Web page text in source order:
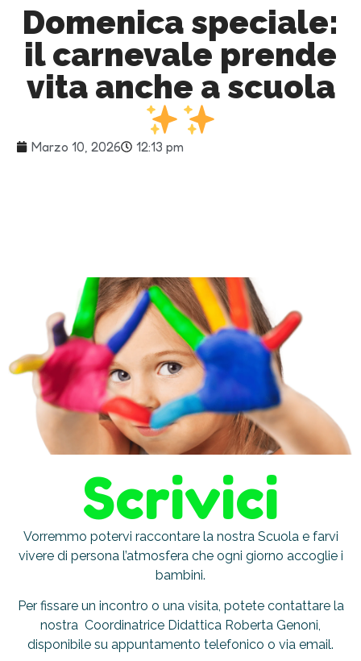
Domenica speciale:
il carnevale prende
vita anche a scuola
Marzo 10, 2026 12:13 pm
Scrivici
Vorremmo potervi raccontare la nostra Scuola e farvi
vivere di persona l’atmosfera che ogni giorno accoglie i
bambini.
Per fissare un incontro o una visita, potete contattare la
nostra Coordinatrice Didattica Roberta Genoni,
disponibile su appuntamento telefonico o via email.